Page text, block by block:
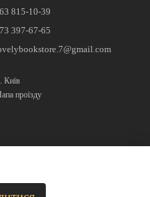
815-10-39
397-67-65
Київ
проїзду